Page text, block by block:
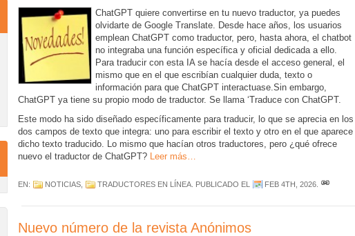
ChatGPT quiere convertirse en tu nuevo traductor, ya puedes
olvidarte de Google Translate. Desde hace años, los usuarios
emplean ChatGPT como traductor, pero, hasta ahora, el chatbot
no integraba una función específica y oficial dedicada a ello.
Para traducir con esta IA se hacía desde el acceso general, el
mismo que en el que escribían cualquier duda, texto o
información para que ChatGPT interactuase.Sin embargo,
ChatGPT ya tiene su propio modo de traductor. Se llama ‘Traduce con ChatGPT.
Este modo ha sido diseñado específicamente para traducir, lo que se aprecia en los
dos campos de texto que integra: uno para escribir el texto y otro en el que aparece
dicho texto traducido. Lo mismo que hacían otros traductores, pero ¿qué ofrece
nuevo el traductor de ChatGPT? Leer más…
EN: NOTICIAS, TRADUCTORES EN LÍNEA. PUBLICADO EL FEB 4TH, 2026.
Nuevo número de la revista Anónimos